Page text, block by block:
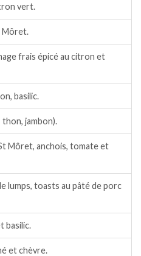
vert.
Môret.
frais épicé au citron et
basilic.
jambon).
Môret, anchois, tomate et
lumps, toasts au pâté de porc
basilic.
et chèvre.